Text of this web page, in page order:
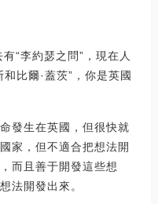
“李約瑟之問”，現在人
比爾·蓋茨”，你是英國
發生在英國，但很快就
家，但不適合把想法開
而且善于開發這些想
法開發出來。